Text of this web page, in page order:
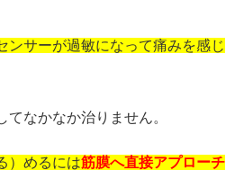
ンサーが過敏になって痛みを感じ
なかなか治りません。
）めるには筋膜へ直接アプローチ